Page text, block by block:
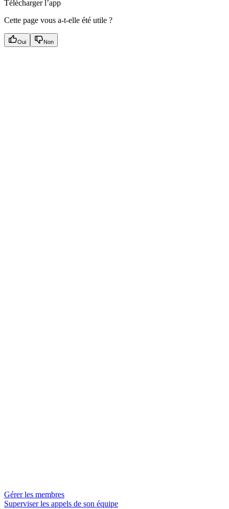
Télécharger l’app
Cette page vous a-t-elle été utile ?
Oui Non
Gérer les membres
Superviser les appels de son équipe